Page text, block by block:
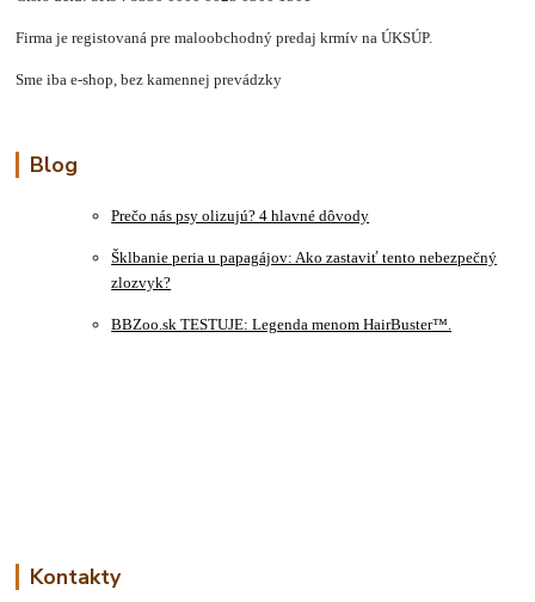
Firma je registovaná pre maloobchodný predaj krmív na ÚKSÚP.
Sme iba e-shop, bez kamennej prevádzky
Blog
Prečo nás psy olizujú? 4 hlavné dôvody
Šklbanie peria u papagájov: Ako zastaviť tento nebezpečný
zlozvyk?
BBZoo.sk TESTUJE: Legenda menom HairBuster™.
Kontakty